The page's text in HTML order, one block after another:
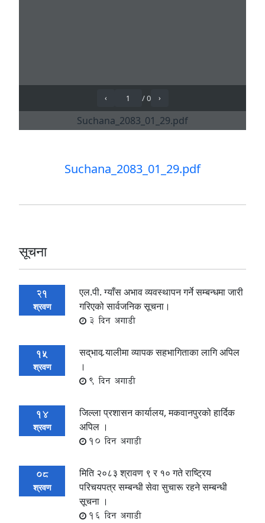
Suchana_2083_01_29.pdf
सूचना
21
श्रवण
एल.पी. ग्याँस अभाव व्यवस्थापन गर्ने सम्बन्धमा जारी
गरिएको सार्वजनिक सूचना।
3 दिन अगाडी
15
श्रवण
सद्‌भाव र्‍यालीमा व्यापक सहभागिताका लागि अपिल
।
9 दिन अगाडी
14
श्रवण
जिल्ला प्रशासन कार्यालय, मकवानपुरको हार्दिक
अपिल ।
10 दिन अगाडी
08
श्रवण
मिति २०८३ श्रावण ९ र १० गते राष्ट्रिय
परिचयपत्र सम्बन्धी सेवा सुचारू रहने सम्बन्धी
सूचना ।
16 दिन अगाडी